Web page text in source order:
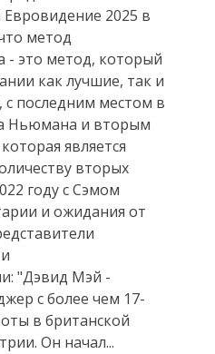
2025 в
метод
- это метод, который
как лучшие, так и
последним местом в
Ньюмана и вторым
является
вторых
году с Сэмом
и ожидания от
"Дэвид Мэй -
с более чем 17-
в британской
Он начал...